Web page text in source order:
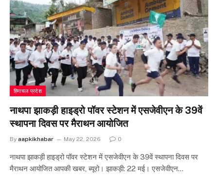
हिमाचल प्रदेश
नाथपा झाकड़ी हाइड्रो पॉवर स्टेशन में एसजेवीएन के 39वें
स्थापना दिवस पर मैराथन आयोजित
By aapkikhabar May 22, 2026 0
नाथपा झाकड़ी हाइड्रो पॉवर स्टेशन में एसजेवीएन के 39वें स्थापना दिवस पर
मैराथन आयोजित आपकी खबर, ब्यूरो। झाकड़ी: 22 मई। एसजेवीएन…